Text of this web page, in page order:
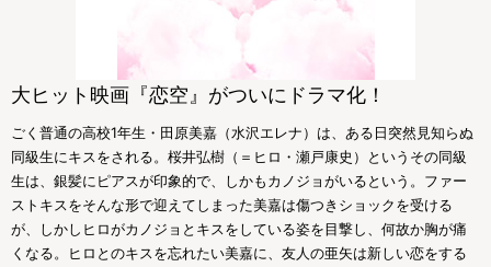
大ヒット映画『恋空』がついにドラマ化！
ごく普通の高校1年生・田原美嘉（水沢エレナ）は、ある日突然見知らぬ
同級生にキスをされる。桜井弘樹（＝ヒロ・瀬戸康史）というその同級
生は、銀髪にピアスが印象的で、しかもカノジョがいるという。ファー
ストキスをそんな形で迎えてしまった美嘉は傷つきショックを受ける
が、しかしヒロがカノジョとキスをしている姿を目撃し、何故か胸が痛
くなる。ヒロとのキスを忘れたい美嘉に、友人の亜矢は新しい恋をする